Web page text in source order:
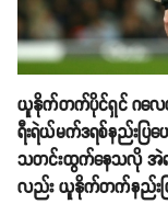
ယူနိုက်တက်ပိုင်ရှင် ဂလေဇ
ရီးရဲယ်မက်ဒရစ်နည်းပြ
သတင်းထွက်နေသလို အဲရ
လည်း ယူနိုက်တက်နည်းပ